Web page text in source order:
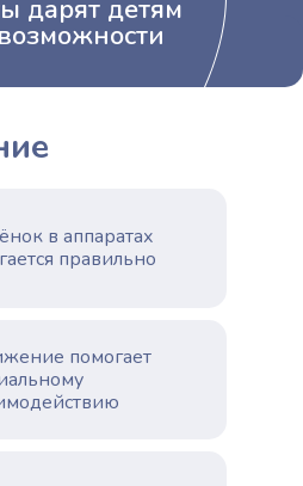
дарят детям
в аппаратах
правильно
помогает